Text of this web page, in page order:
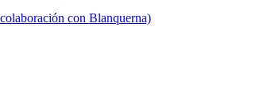
con Blanquerna)